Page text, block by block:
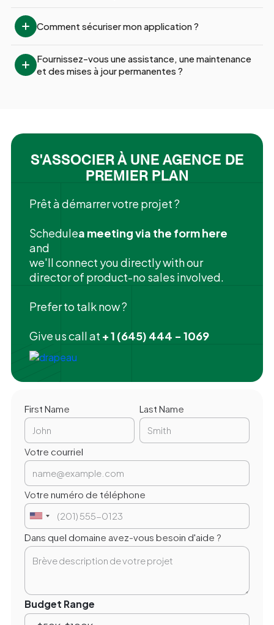
Comment sécuriser mon application ?
Fournissez-vous une assistance, une maintenance
et des mises à jour permanentes ?
S'ASSOCIER À UNE AGENCE DE
PREMIER PLAN
Prêt à démarrer votre projet ?
‍Schedulea meeting via the form here
and
we'll connect you directly with our
director of product-no sales involved.
Prefer to talk now ?
Give us call at + 1 (645) 444 - 1069
First Name Last Name
Votre courriel
Votre numéro de téléphone
Dans quel domaine avez-vous besoin d'aide ?
Budget Range